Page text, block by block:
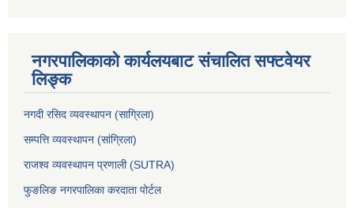
नगरपालिकाको कार्यलयबाट संचालित सफ्टवेयर
लिङ्क
नगदी रसिद व्यवस्थापन (साग्रिला)
सम्पत्ति व्यवस्थापन (सांग्रिला)
राजश्व व्यवस्थापन प्रणाली (SUTRA)
फुङलिङ नगरपालिका करदाता पोर्टल